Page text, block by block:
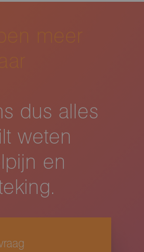
dus alles
weten
en